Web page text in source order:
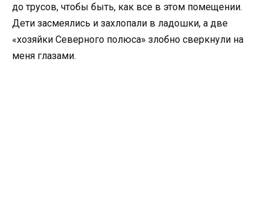
до трусов, чтобы быть, как все в этом помещении.
Дети засмеялись и захлопали в ладошки, а две
«хозяйки Северного полюса» злобно сверкнули на
меня глазами.